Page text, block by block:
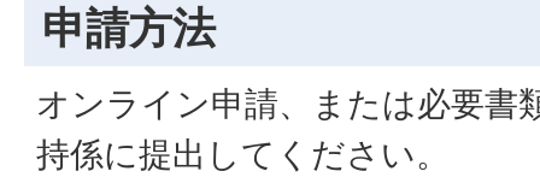
申請方法
オンライン申請、または必要書
持係に提出してください。